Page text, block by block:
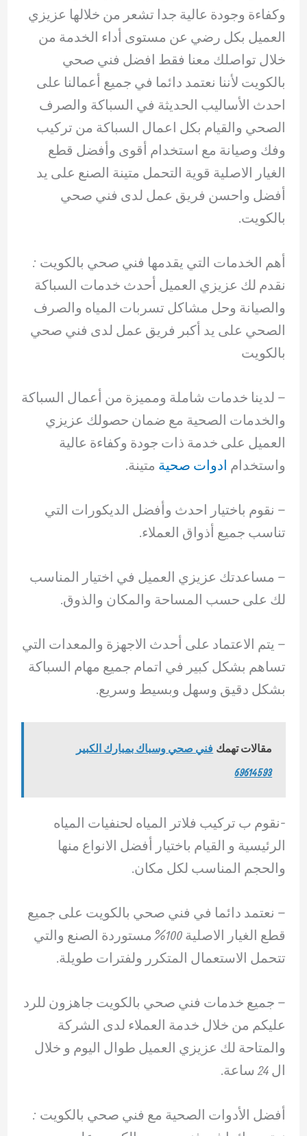
وكفاءة وجودة عالية جدا تشعر من خلالها عزيزي
العميل بكل رضي عن مستوى أداء الخدمة من
خلال تواصلك معنا فقط افضل فني صحي
بالكويت لأننا نعتمد دائما في جميع أعمالنا على
احدث الأساليب الحديثة في السباكة والصرف
الصحي والقيام بكل اعمال السباكة من تركيب
وفك وصيانة مع استخدام أقوى وأفضل قطع
الغيار الاصلية قوية التحمل متينة الصنع على يد
أفضل واحسن فريق عمل لدى فني صحي
بالكويت.
أهم الخدمات التي يقدمها فني صحي بالكويت :
نقدم لك عزيزي العميل أحدث خدمات السباكة
والصيانة وحل مشاكل تسربات المياه والصرف
الصحي على يد أكبر فريق عمل لدى فني صحي
بالكويت
– لدينا خدمات شاملة ومميزة من أعمال السباكة
والخدمات الصحية مع ضمان حصولك عزيزي
العميل على خدمة ذات جودة وكفاءة عالية
واستخدام ادوات صحية متينة.
– ‏نقوم باختيار احدث وأفضل الديكورات التي
تناسب جميع أذواق العملاء.
– ‏مساعدتك عزيزي العميل في اختيار المناسب
لك على حسب المساحة والمكان والذوق.
– ‏يتم الاعتماد على أحدث الاجهزة والمعدات التي
تساهم بشكل كبير في اتمام جميع مهام السباكة
بشكل دقيق وسهل وبسيط وسريع.
مقالات تهمك فني صحي وسباك بمبارك الكبير
69614593
-نقوم ب تركيب فلاتر المياه لحنفيات المياه
الرئيسية و القيام باختيار أفضل الانواع منها
والحجم المناسب لكل مكان.
– ‏نعتمد دائما في فني صحي بالكويت على جميع
قطع الغيار الاصلية 100% مستوردة الصنع والتي
تتحمل الاستعمال المتكرر ولفترات طويلة.
– ‏جميع خدمات فني صحي بالكويت جاهزون للرد
عليكم من خلال خدمة العملاء لدى الشركة
والمتاحة لك عزيزي العميل طوال اليوم و خلال
ال 24 ساعة.
أفضل الأدوات الصحية مع فني صحي بالكويت :